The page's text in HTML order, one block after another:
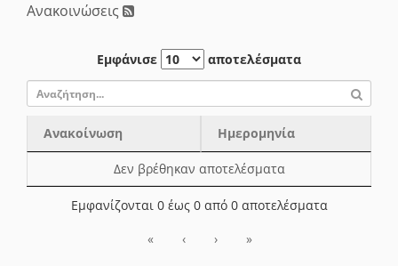
Ανακοινώσεις
Εμφάνισε αποτελέσματα
Ανακοίνωση
Ημερομηνία
Ανακοίνωση
Ημερομηνία
Δεν βρέθηκαν αποτελέσματα
Εμφανίζονται 0 έως 0 από 0 αποτελέσματα
« ‹ › »